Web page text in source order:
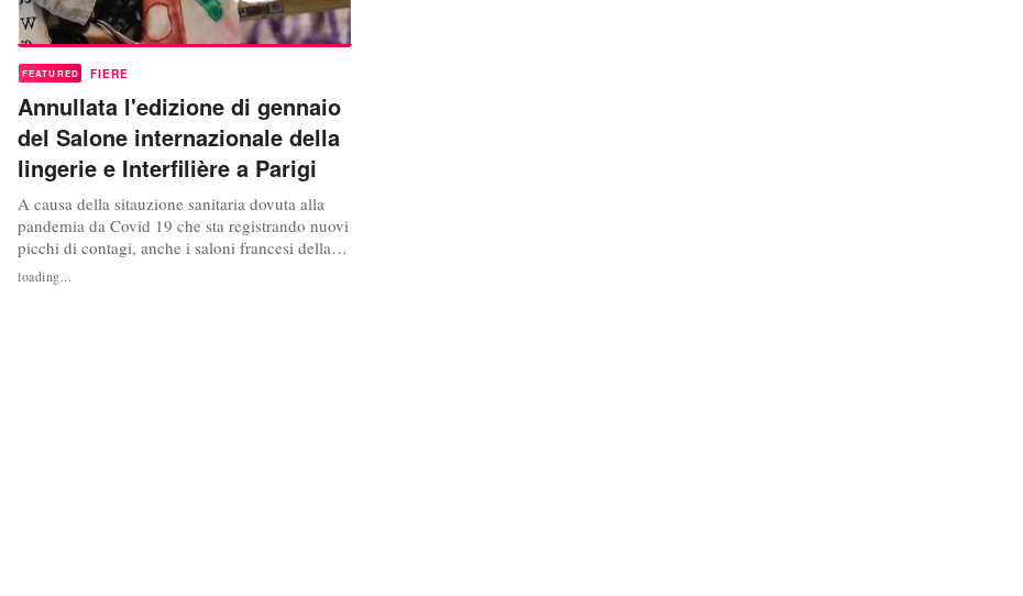
FEATURED FIERE
Annullata l'edizione di gennaio
del Salone internazionale della
lingerie e Interfilière a Parigi
A causa della sitauzione sanitaria dovuta alla
pandemia da Covid 19 che sta registrando nuovi
picchi di contagi, anche i saloni francesi della
moda, dopo quelli tedeschi, posticipano le date.
Il Salon International de la Lingerie e Interfilière
loading...